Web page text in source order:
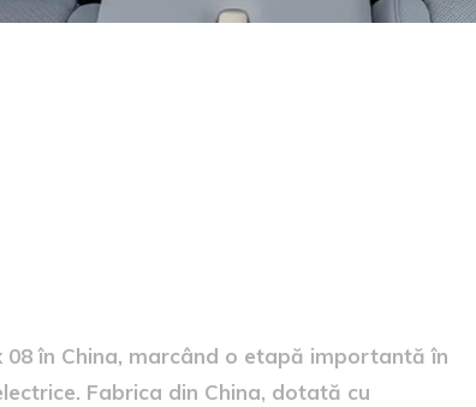
în China, marcând o etapă importantă în
Fabrica din China, dotată cu